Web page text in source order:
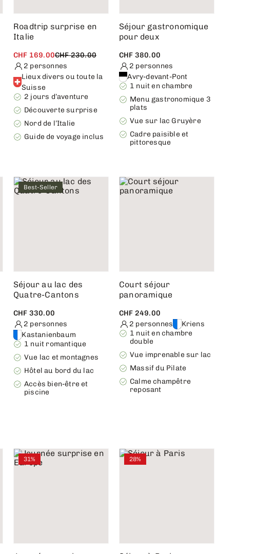
Roadtrip surprise en
Italie
CHF 169.00CHF 230.00
2 personnes
Lieux divers ou toute la
Suisse
2 jours d’aventure
Découverte surprise
Nord de l’Italie
Guide de voyage inclus
Séjour gastronomique
pour deux
CHF 380.00
2 personnes
Avry-devant-Pont
1 nuit en chambre
Menu gastronomique 3
plats
Vue sur lac Gruyère
Cadre paisible et
pittoresque
Best-Seller
Séjour au lac des
Quatre-Cantons
CHF 330.00
2 personnes
Kastanienbaum
1 nuit romantique
Vue lac et montagnes
Hôtel au bord du lac
Accès bien-être et
piscine
Court séjour
panoramique
CHF 249.00
2 personnes
Kriens
1 nuit en chambre
double
Vue imprenable sur lac
Massif du Pilate
Calme champêtre
reposant
31% 28%